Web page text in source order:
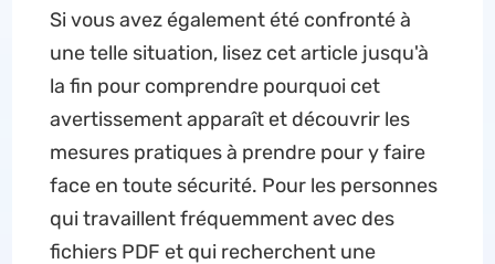
Si vous avez également été confronté à
une telle situation, lisez cet article jusqu'à
la fin pour comprendre pourquoi cet
avertissement apparaît et découvrir les
mesures pratiques à prendre pour y faire
face en toute sécurité. Pour les personnes
qui travaillent fréquemment avec des
fichiers PDF et qui recherchent une